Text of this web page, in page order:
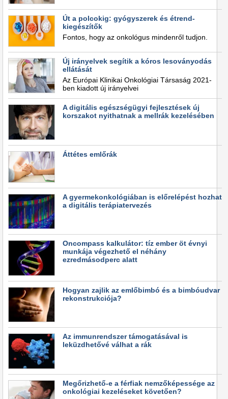
Út a polcokig: gyógyszerek és étrend-
kiegészítők
Fontos, hogy az onkológus mindenről tudjon.
Új irányelvek segítik a kóros lesoványodás
ellátását
Az Európai Klinikai Onkológiai Társaság 2021-
ben kiadott új irányelvei
A digitális egészségügyi fejlesztések új
korszakot nyithatnak a mellrák kezelésében
Áttétes emlőrák
A gyermekonkológiában is előrelépést hozhat
a digitális terápiatervezés
Oncompass kalkulátor: tíz ember öt évnyi
munkája végezhető el néhány
ezredmásodperc alatt
Hogyan zajlik az emlőbimbó és a bimbóudvar
rekonstrukciója?
Az immunrendszer támogatásával is
leküzdhetővé válhat a rák
Megőrizhető-e a férfiak nemzőképessége az
onkológiai kezeléseket követően?